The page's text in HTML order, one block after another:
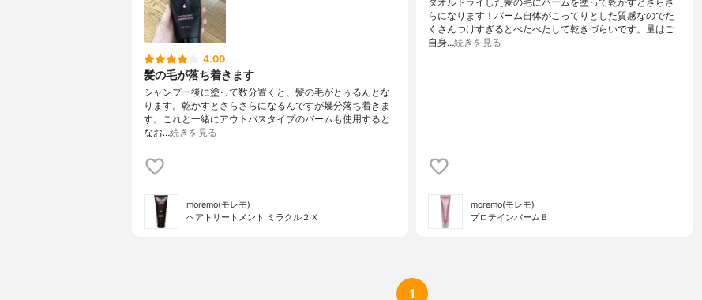
4.00
髪の毛が落ち着きます
シャンプー後に塗って数分置くと、髪の毛がとぅるんとな
ります。乾かすとさらさらになるんですが幾分落ち着きま
す。これと一緒にアウトバスタイプのバームも使用すると
なお…続きを見る
moremo(モレモ)
ヘアトリートメント ミラクル２Ｘ
らになります！バーム自体がこってりとした質感なのでた
くさんつけすぎるとべたべたして乾きづらいです。量はご
自身…続きを見る
moremo(モレモ)
プロテインバームＢ
1